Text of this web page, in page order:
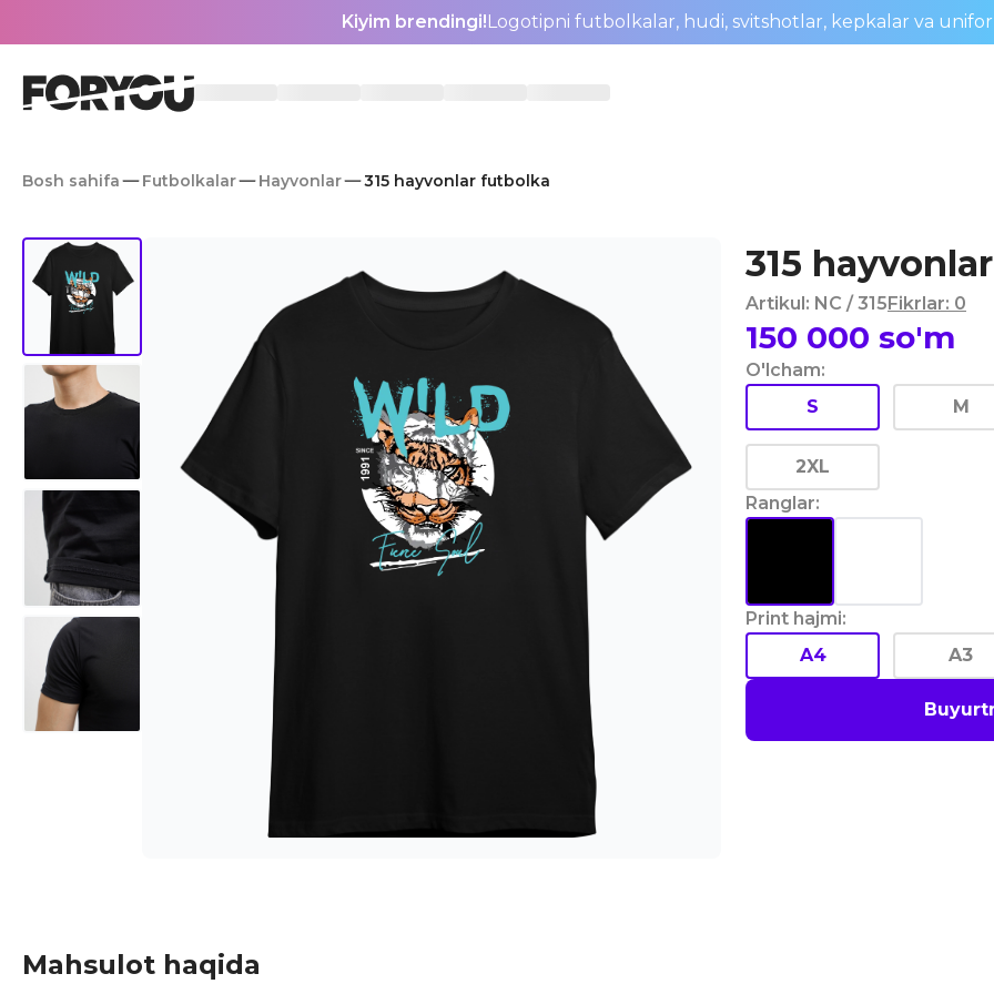
Kiyim brendingi!Logotipni futbolkalar, hudi, svitshotlar, kepkalar va
Bosh sahifa Futbolkalar Hayvonlar 315 hayvonlar futbolka
315
Artikul: NC / 315Fikrlar: 0
150 000 so'm
O'lcham:
S
M
2XL
Ranglar:
Print hajmi:
A4
A3
Mahsulot haqida